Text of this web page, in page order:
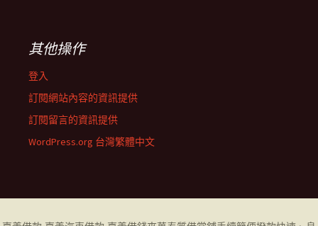
其他操作
登入
訂閱網站內容的資訊提供
訂閱留言的資訊提供
WordPress.org 台灣繁體中文